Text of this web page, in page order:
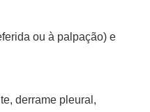
ou à palpação) e
derrame pleural,